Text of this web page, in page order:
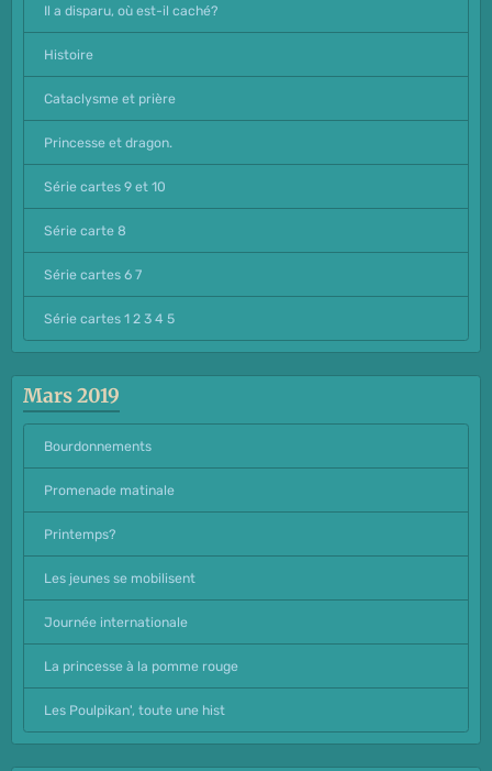
Il a disparu, où est-il caché?
Histoire
Cataclysme et prière
Princesse et dragon.
Série cartes 9 et 10
Série carte 8
Série cartes 6 7
Série cartes 1 2 3 4 5
Mars 2019
Bourdonnements
Promenade matinale
Printemps?
Les jeunes se mobilisent
Journée internationale
La princesse à la pomme rouge
Les Poulpikan', toute une hist